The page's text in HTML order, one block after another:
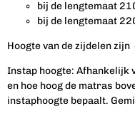
bij de lengtemaat
bij de lengtemaat
Hoogte van de zijdelen zijn
Instap hoogte: Afhankelijk
en hoe hoog de matras
instaphoogte bepaalt.